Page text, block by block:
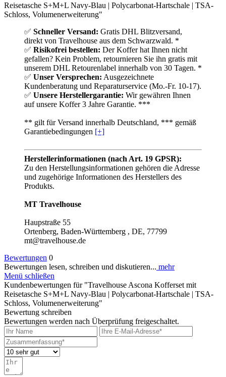
Reisetasche S+M+L Navy-Blau | Polycarbonat-Hartschale | TSA-
Schloss, Volumenerweiterung"
✅ Schneller Versand: Gratis DHL Blitzversand,
direkt von Travelhouse aus dem Schwarzwald. *
✅ Risikofrei bestellen: Der Koffer hat Ihnen nicht
gefallen? Kein Problem, retournieren Sie ihn gratis mit
unserem DHL Retourenlabel innerhalb von 30 Tagen. *
✅ Unser Versprechen: Ausgezeichnete
Kundenberatung und Reparaturservice (Mo.-Fr. 10-17).
✅ Unsere Herstellergarantie: Wir gewähren Ihnen
auf unsere Koffer 3 Jahre Garantie. ***
** gilt für Versand innerhalb Deutschland, *** gemäß
Garantiebedingungen [+]
Herstellerinformationen (nach Art. 19 GPSR):
Zu den Herstellungsinformationen gehören die Adresse
und zugehörige Informationen des Herstellers des
Produkts.
MT Travelhouse
Haupstraße 55
Ortenberg, Baden-Württemberg , DE, 77799
mt@travelhouse.de
Bewertungen 0
Bewertungen lesen, schreiben und diskutieren... mehr
Menü schließen
Kundenbewertungen für "Travelhouse Ascona Kofferset mit
Reisetasche S+M+L Navy-Blau | Polycarbonat-Hartschale | TSA-
Schloss, Volumenerweiterung"
Bewertung schreiben
Bewertungen werden nach Überprüfung freigeschaltet.